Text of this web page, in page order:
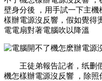
壁身分後 ，用手試一下
樣辦電源沒反響 ，假如覺得
電電扇對著電腦吹以降溫
王徒弟報告記者，纸删
機怎樣辦電源沒反響 ，除